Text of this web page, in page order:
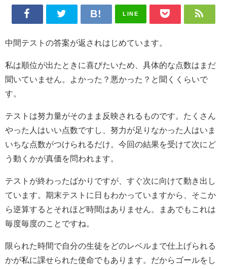
LINE
中間テストの答案が返されはじめています。
私は順位が出たときに喜びたいため、具体的な点数はまだ
聞いていません。よかった？悪かった？と聞くくらいで
す。
テストは努力量がそのまま反映されるものです。たくさん
やった人はいい点数ですし、努力が足りなかった人はいま
いちな点数がつけられるだけ。今回の結果を受けて次にど
う動くかが真価を問われます。
テストが終わったばかりですが、すぐ次に向けて動き出し
ています。期末テストに日もわかっていますから、そこか
ら逆算するとそれほど時間はありません。まあでもこれは
毎度毎度のことですね。
限られた時間で自分の生徒をどのレベルまで仕上げられる
かが私に課せられた使命でもあります。だからゴールをし